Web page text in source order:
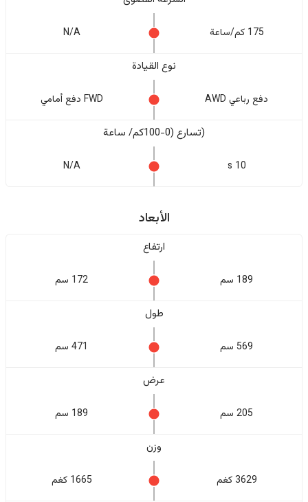
175 كم/ساعة N/A
نوع القيادة
دفع رباعي AWD FWD دفع أمامي
(تسارع (0-100كم/ ساعة
10 s
N/A
الأبعاد
ارتفاع
189 سم 172 سم
طول
569 سم 471 سم
عرض
205 سم 189 سم
وزن
3629 كغم 1665 كغم